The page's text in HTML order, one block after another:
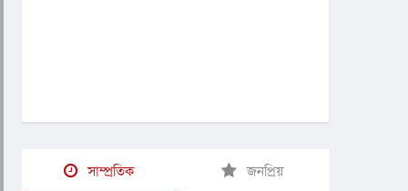
সাম্প্রতিক জনপ্রিয়